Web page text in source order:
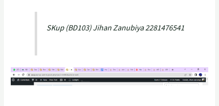
SKup (BD103) Jihan Zanubiya 2281476541